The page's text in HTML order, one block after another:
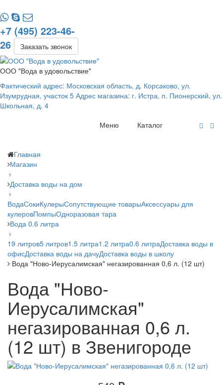
+7 (495) 223-46-
26
Заказать звонок
ООО "Вода в удовольствие"
Фактический адрес: Московская область, д. Корсаково, ул.
Изумрудная, участок 5 Адрес магазина: г. Истра, п. Пионерский, ул.
Школьная, д. 4
Каталог
Меню
Главная
Магазин
Доставка воды на дом
ВодаСокиКулерыСопутствующие товарыАксессуары для
кулеровПомпыОдноразовая тара
Вода 0.6 литра
19 литров5 литров1.5 литра1.2 литра0.6 литраДоставка воды в
офисДоставка воды на дачуДоставка воды в школу
Вода "Ново-Иерусалимская" негазированная 0,6 л. (12 шт)
Вода "Ново-
Иерусалимская"
негазированная 0,6 л.
(12 шт) в Звенигороде